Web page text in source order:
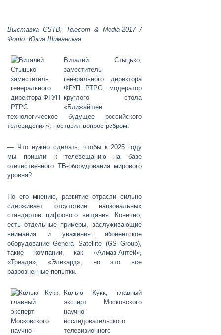
Выставка CSTB, Telecom & Media-2017 /
Фото: Юлия Шиманская
Виталий Стыцько,
заместитель
генерального директора
ФГУП РТРС, модератор
круглого стола
«Ближайшее
технологическое будущее российского
телевидения», поставил вопрос ребром:
— Что нужно сделать, чтобы к 2025 году
мы пришли к телевещанию на базе
отечественного ТВ-оборудования мирового
уровня?
По его мнению, развитие отрасли сильно
сдерживает отсутствие национальных
стандартов цифрового вещания. Конечно,
есть отдельные примеры, заслуживающие
внимания и уважения: абонентское
оборудование General Satellite (GS Group),
такие компании, как «Алмаз-Антей»,
«Триада», «Элекард», но это все
разрозненные попытки.
Калью Кукк , главный
эксперт Московского
научно-
исследовательского
телевизионного